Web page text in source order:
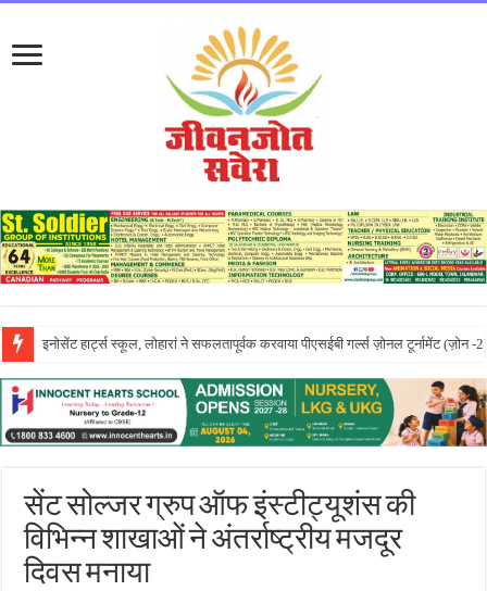
लायलपुर खालसा कॉलेज फॉर विमेन, जालंधर की पूनम ने GNDU यूनिवर्सिटी एग्जाम में चौथा
सेंट सोल्जर ग्रुप ऑफ इंस्टीट्यूशंस की
विभिन्न शाखाओं ने अंतर्राष्ट्रीय मजदूर
दिवस मनाया